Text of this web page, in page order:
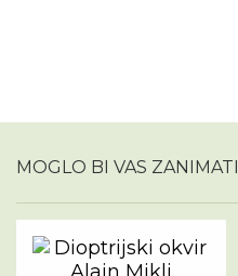
MOGLO BI VAS ZANIMATI